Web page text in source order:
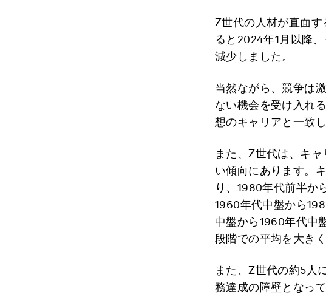
Z世代の人材が直面
ると2024年1月以降
減少しました。
当然ながら、競争は
ない機会を受け入れ
想のキャリアと一致
また、Z世代は、キ
い傾向にあります。
り、1980年代前半か
1960年代中盤から
中盤から1960年代中
段階での平均を大き
また、Z世代の約5人
務達成の障壁となっ